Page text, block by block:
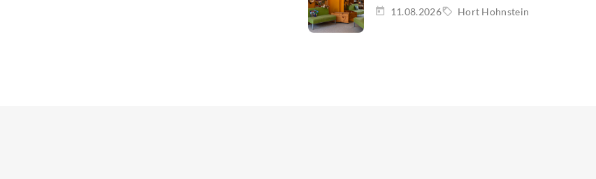
11.08.2026 Hort Hohnstein